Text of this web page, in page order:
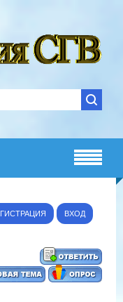
ВХОД